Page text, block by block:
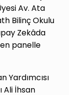
Av. Ata
Bilinç Okulu
Zekâda
panelle
Yardımcısı
Ali İhsan